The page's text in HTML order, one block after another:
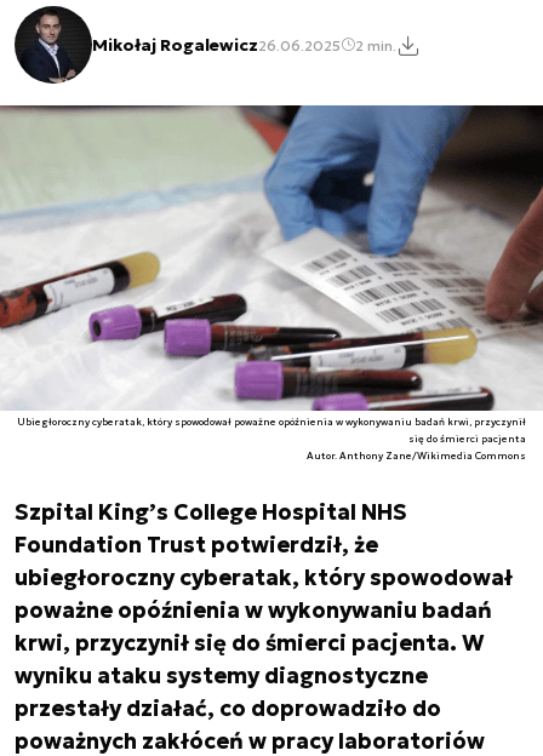
Mikołaj Rogalewicz26.06.2025 2 min.
Ubiegłoroczny cyberatak, który spowodował poważne opóźnienia w wykonywaniu badań krwi, przyczynił
się do śmierci pacjenta
Autor. Anthony Zane/Wikimedia Commons
Szpital King’s College Hospital NHS
Foundation Trust potwierdził, że
ubiegłoroczny cyberatak, który spowodował
poważne opóźnienia w wykonywaniu badań
krwi, przyczynił się do śmierci pacjenta. W
wyniku ataku systemy diagnostyczne
przestały działać, co doprowadziło do
poważnych zakłóceń w pracy laboratoriów